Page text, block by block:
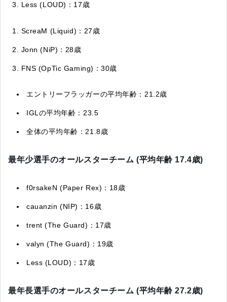
Less (LOUD)：17歳
ScreaM (Liquid)：27歳
Jonn (NiP)：28歳
FNS (OpTic Gaming)：30歳
エントリーフラッガーの平均年齢：21.2歳
IGLの平均年齢：23.5
全体の平均年齢：21.8歳
最年少選手のオールスターチーム (平均年齢 17.4歳)
f0rsakeN (Paper Rex)：18歳
cauanzin (NIP)：16歳
trent (The Guard)：17歳
valyn (The Guard)：19歳
Less (LOUD)：17歳
最年長選手のオールスターチーム (平均年齢 27.2歳)